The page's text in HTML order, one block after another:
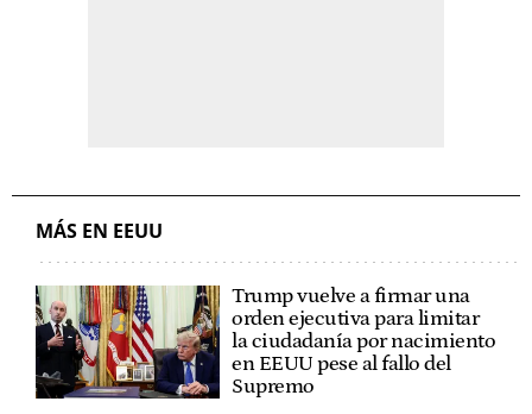
MÁS EN EEUU
Trump vuelve a firmar una
orden ejecutiva para limitar
la ciudadanía por nacimiento
en EEUU pese al fallo del
Supremo